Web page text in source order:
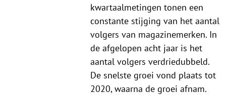
kwartaalmetingen tonen een
constante stijging van het aantal
volgers van magazinemerken. In
de afgelopen acht jaar is het
aantal volgers verdriedubbeld.
De snelste groei vond plaats tot
2020, waarna de groei afnam.